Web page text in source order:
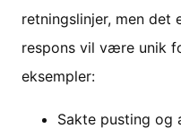
retningslinjer, men det
respons vil være unik
eksempler:
Sakte pusting og